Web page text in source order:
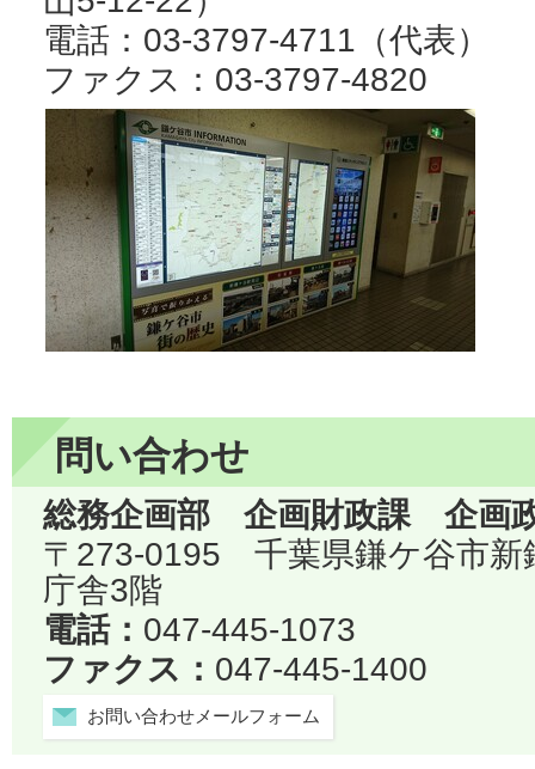
電話：03-3797-4711（代表）
ファクス：03-3797-4820
問い合わせ
総務企画部 企画財政課 企画
〒273-0195 千葉県鎌ケ谷市
庁舎3階
電話： 047-445-1073
ファクス： 047-445-1400
お問い合わせメールフォーム